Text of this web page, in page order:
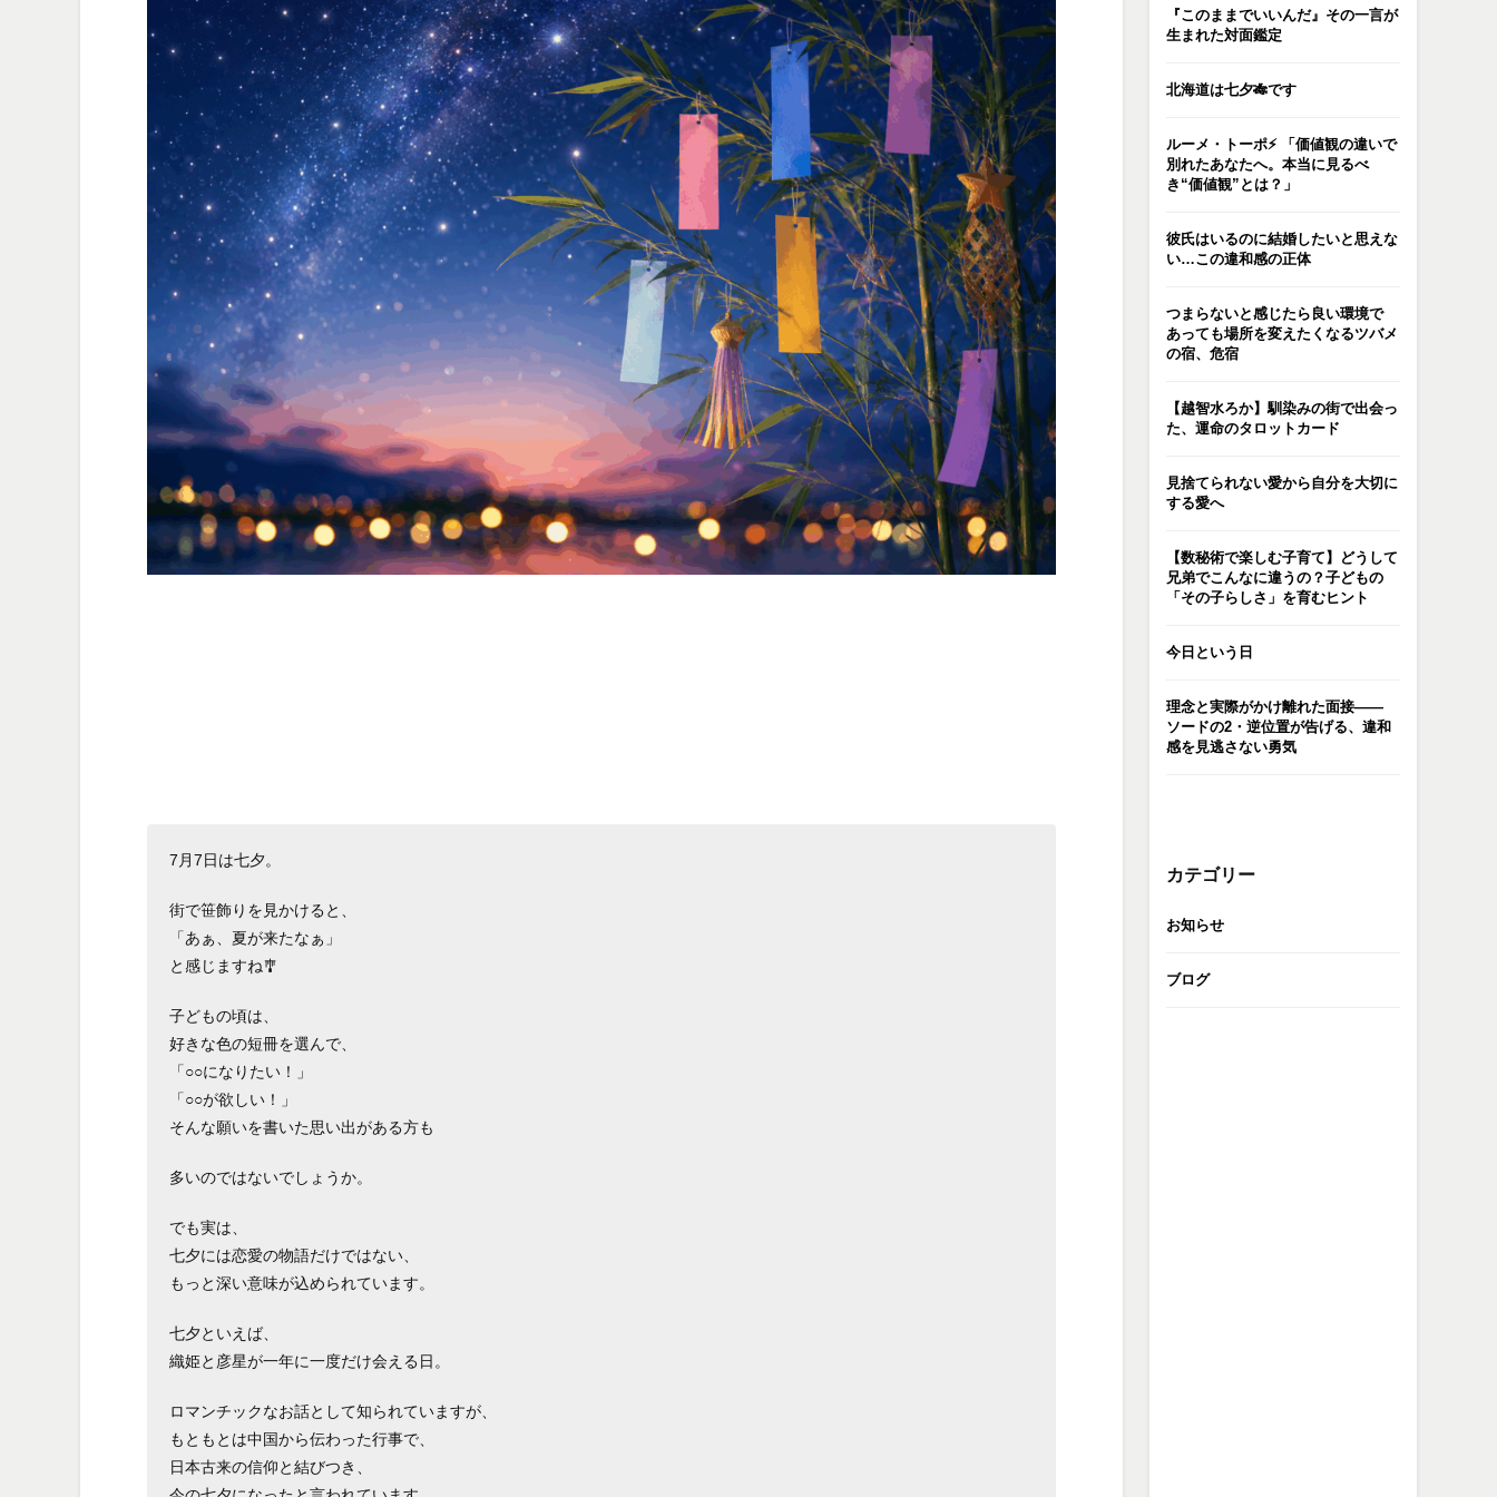
7月7日は七夕。
街で笹飾りを見かけると、
「あぁ、夏が来たなぁ」
と感じますね🎐
子どもの頃は、
好きな色の短冊を選んで、
「○○になりたい！」
「○○が欲しい！」
そんな願いを書いた思い出がある方も
多いのではないでしょうか。
でも実は、
七夕には恋愛の物語だけではない、
もっと深い意味が込められています。
七夕といえば、
織姫と彦星が一年に一度だけ会える日。
ロマンチックなお話として知られていますが、
もともとは中国から伝わった行事で、
日本古来の信仰と結びつき、
『このままでいいんだ』その一言が
生まれた対面鑑定
北海道は七夕🎋です
ルーメ・トーポ⚡️ 「価値観の違いで
別れたあなたへ。本当に見るべ
き“価値観”とは？」
彼氏はいるのに結婚したいと思えな
い…この違和感の正体
つまらないと感じたら良い環境で
あっても場所を変えたくなるツバメ
の宿、危宿
【越智水ろか】馴染みの街で出会っ
た、運命のタロットカード
見捨てられない愛から自分を大切に
する愛へ
【数秘術で楽しむ子育て】どうして
兄弟でこんなに違うの？子どもの
「その子らしさ」を育むヒント
今日という日
理念と実際がかけ離れた面接――
ソードの2・逆位置が告げる、違和
感を見逃さない勇気
カテゴリー
お知らせ
ブログ